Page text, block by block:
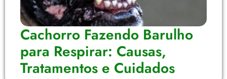
Cachorro Fazendo Barulho
para Respirar: Causas,
Tratamentos e Cuidados